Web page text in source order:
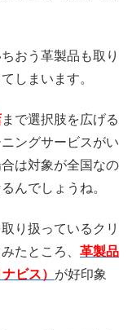
おう革製品も取り
しまいます。
まで選択肢を広げる
ングサービスがい
は対象が全国なの
んでしょうね。
り扱っているクリ
たところ、 革製品
ビス） が好印象